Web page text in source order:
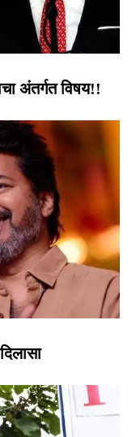
अंतर्गत विषय!!